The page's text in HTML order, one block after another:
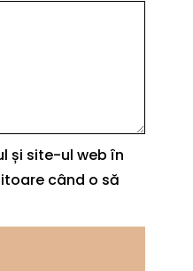
și site-ul web în
când o să